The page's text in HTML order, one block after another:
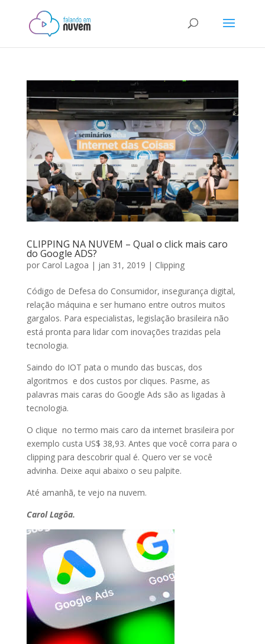
CLIPPING NA NUVEM – Qual o click mais caro
do Google ADS?
por Carol Lagoa | jan 31, 2019 | Clipping
Código de Defesa do Consumidor, insegurança digital,
relação máquina e ser humano entre outros muitos
gargalos. Para especialistas, legislação brasileira não
está pronta para lidar com inovações trazidas pela
tecnologia.
Saindo do IOT pata o mundo das buscas, dos
algoritmos e dos custos por cliques. Pasme, as
palavras mais caras do Google Ads são as ligadas à
tecnologia.
O clique no termo mais caro da internet brasileira por
exemplo custa US$ 38,93. Antes que você corra para o
clipping para descobrir qual é. Quero ver se você
advinha. Deixe aqui abaixo o seu palpite.
Até amanhã, te vejo na nuvem.
Carol Lagôa.